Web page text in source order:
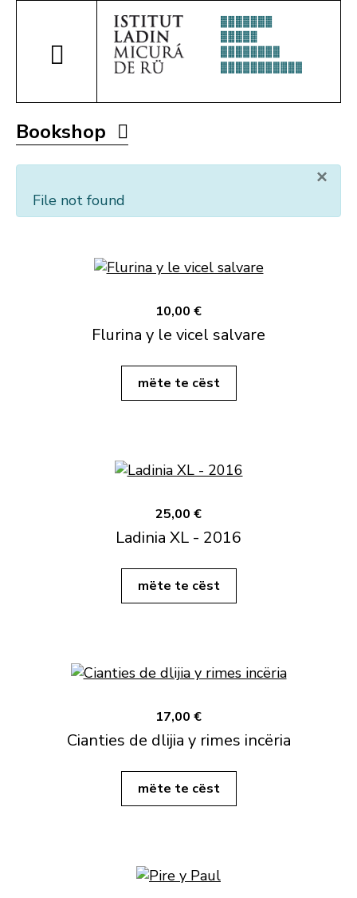
Bookshop
×
File not found
10,00 €
Flurina y le vicel salvare
mëte te cëst
25,00 €
Ladinia XL - 2016
mëte te cëst
17,00 €
Cianties de dlijia y rimes incëria
mëte te cëst